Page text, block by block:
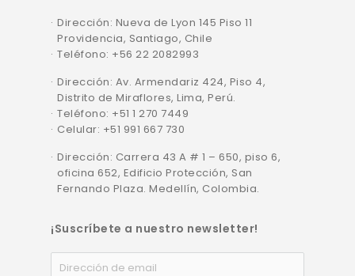
Dirección: Nueva de Lyon 145 Piso 11
Providencia, Santiago, Chile
Teléfono: +56 22 2082993
Dirección: Av. Armendariz 424, Piso 4,
Distrito de Miraflores, Lima, Perú.
Teléfono: +51 1 270 7449
Celular: +51 991 667 730
Dirección: Carrera 43 A # 1 – 650, piso 6,
oficina 652, Edificio Protección, San
Fernando Plaza. Medellín, Colombia.
¡Suscríbete a nuestro newsletter!